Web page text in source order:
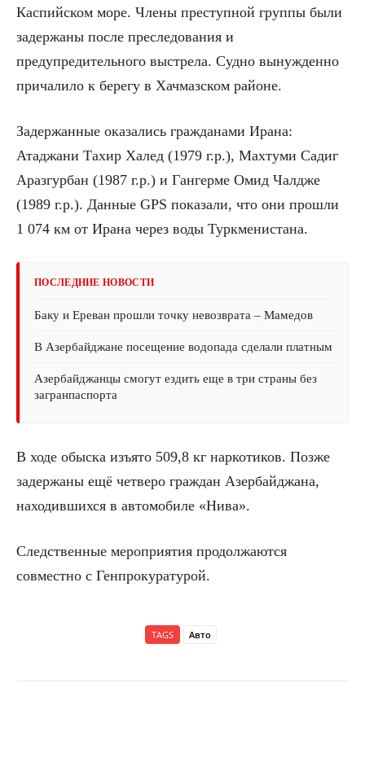
Каспийском море. Члены преступной группы были
задержаны после преследования и
предупредительного выстрела. Судно вынужденно
причалило к берегу в Хачмазском районе.
Задержанные оказались гражданами Ирана:
Атаджани Тахир Халед (1979 г.р.), Махтуми Садиг
Аразгурбан (1987 г.р.) и Гангерме Омид Чалдже
(1989 г.р.). Данные GPS показали, что они прошли
1 074 км от Ирана через воды Туркменистана.
ПОСЛЕДНИЕ НОВОСТИ
Баку и Ереван прошли точку невозврата – Мамедов
В Азербайджане посещение водопада сделали платным
Азербайджанцы смогут ездить еще в три страны без
загранпаспорта
В ходе обыска изъято 509,8 кг наркотиков. Позже
задержаны ещё четверо граждан Азербайджана,
находившихся в автомобиле «Нива».
Следственные мероприятия продолжаются
совместно с Генпрокуратурой.
TAGS Авто